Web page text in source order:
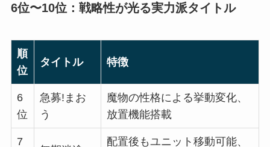
6位〜10位：戦略性が光る実力派タイトル
順
位
タイトル 特徴
6
位
急募!まお
う
魔物の性格による挙動変化、
放置機能搭載
7
配置後もユニット移動可能、